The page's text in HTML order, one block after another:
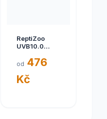
ReptiZoo
UVB10.0
spirálová,
od 476
Kč